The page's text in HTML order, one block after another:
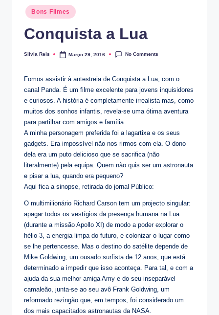
Posted
in
Bons Filmes
Conquista a Lua
Posted
Silvia Reis Março 29, 2016 No Comments
Fomos assistir à antestreia de Conquista a Lua, com o
canal Panda. É um filme excelente para jovens inquisidores
e curiosos. A história é completamente irrealista mas, como
muitos dos sonhos infantis, revela-se uma ótima aventura
para partilhar com amigos e família.
A minha personagem preferida foi a lagartixa e os seus
gadgets. Era impossível não nos rirmos com ela. O dono
dela era um puto delicioso que se sacrifica (não
literalmente) pela equipa. Quem não quis ser um astronauta
e pisar a lua, quando era pequeno?
Aqui fica a sinopse, retirada do jornal Público:
O multimilionário Richard Carson tem um projecto singular:
apagar todos os vestígios da presença humana na Lua
(durante a missão Apollo XI) de modo a poder explorar o
hélio-3, a energia limpa do futuro, e colonizar o lugar como
se lhe pertencesse. Mas o destino do satélite depende de
Mike Goldwing, um ousado surfista de 12 anos, que está
determinado a impedir que isso aconteça. Para tal, e com a
ajuda da sua melhor amiga Amy e do seu inseparável
camaleão, junta-se ao seu avô Frank Goldwing, um
reformado rezingão que, em tempos, foi considerado um
dos mais capacitados astronautas da NASA.